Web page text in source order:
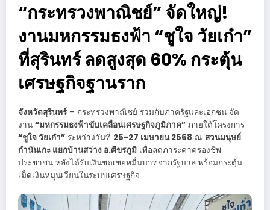
“กระทรวงพาณิชย์” จัดใหญ่!
งานมหกรรมธงฟ้า “ชูใจ วัยเก๋า”
ที่สุรินทร์ ลดสูงสุด 60% กระตุ้น
เศรษฐกิจฐานราก
จังหวัดสุรินทร์– กระทรวงพาณิชย์ ร่วมกับภาครัฐและเอกชน จัด
งาน “มหกรรมธงฟ้าขับเคลื่อนเศรษฐกิจภูมิภาค” ภายใต้โครงการ
“ชูใจ วัยเก๋า” ระหว่างวันที่ 25-27 เมษายน 2568 ณ สวนมนุษย์
กำนันเกะ แยกบ้านสว่าง อ.ศีขรภูมิ เพื่อลดภาระค่าครองชีพ
ประชาชน หลังได้รับเงินชดเชยหมื่นบาทจากรัฐบาล พร้อมกระตุ้น
เม็ดเงินหมุนเวียนในระบบเศรษฐกิจ